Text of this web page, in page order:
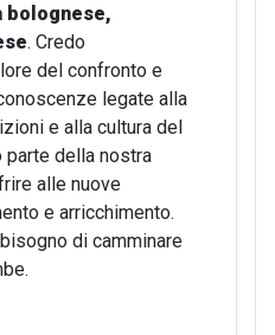
. Credo
del confronto e
legate alla
e alla cultura del
parte della nostra
alle nuove
e arricchimento.
di camminare